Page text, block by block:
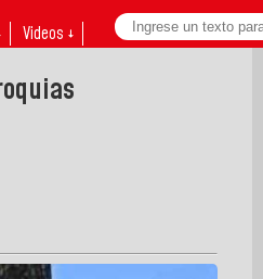
Videos ↓